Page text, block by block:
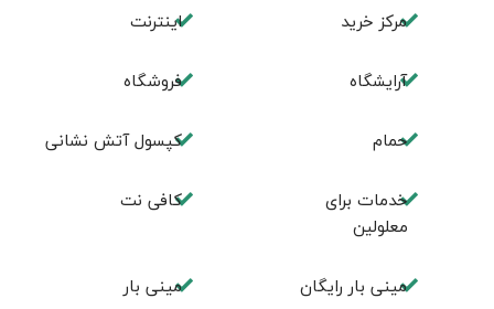
مرکز خرید اینترنت
آرایشگاه فروشگاه
حمام کپسول آتش نشانی
خدمات برای
معلولین
کافی نت
مینی بار رایگان مینی بار